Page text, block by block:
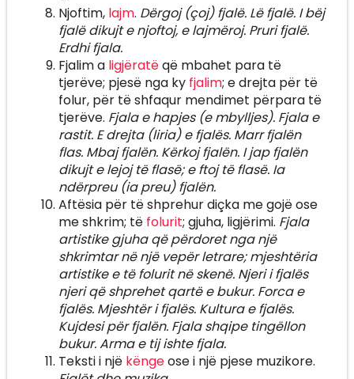
Njoftim, lajm. Dërgoj (çoj) fjalë. Lë fjalë. I bëj
fjalë dikujt e njoftoj, e lajmëroj. Pruri fjalë.
Erdhi fjala.
Fjalim a ligjëratëqë mbahet para të
tjerëve; pjesë nga ky fjalim; e drejta për të
folur, për të shfaqur mendimet përpara të
tjerëve. Fjala e hapjes (e mbylljes). Fjala e
rastit. E drejta (liria) e fjalës. Marr fjalën
flas. Mbaj fjalën. Kërkoj fjalën. I jap fjalën
dikujt e lejoj të flasë; e ftoj të flasë. Ia
ndërpreu (ia preu) fjalën.
Aftësia për të shprehur diçka me gojë ose
me shkrim; të folurit; gjuha, ligjërimi. Fjala
artistike gjuha që përdoret nga një
shkrimtar në një vepër letrare; mjeshtëria
artistike e të folurit në skenë. Njeri i fjalës
njeri që shprehet qartë e bukur. Forca e
fjalës. Mjeshtër i fjalës. Kultura e fjalës.
Kujdesi për fjalën. Fjala shqipe tingëllon
bukur. Arma e tij ishte fjala.
Teksti i një këngeose i një pjese muzikore.